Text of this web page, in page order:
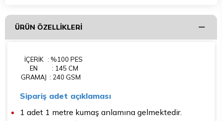
ÜRÜN ÖZELLIKLERI
İÇERİK : %100 PES
EN
: 145 CM
GRAMAJ : 240 GSM
Sipariş adet açıklaması
1 adet 1 metre kumaş anlamına gelmektedir.